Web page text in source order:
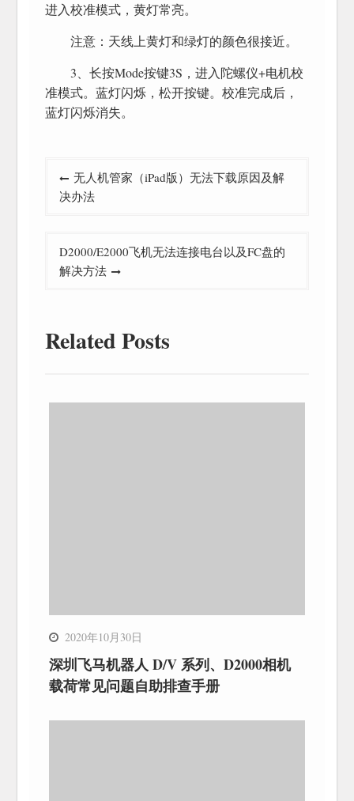
进入校准模式，黄灯常亮。
注意：天线上黄灯和绿灯的颜色很接近。
3、长按Mode按键3S，进入陀螺仪+电机校
准模式。蓝灯闪烁，松开按键。校准完成后，
蓝灯闪烁消失。
章
无人机管家（iPad版）无法下载原因及解
决办法
D2000/E2000飞机无法连接电台以及FC盘的
解决方法
Related Posts
2020年10月30日
深圳飞马机器人 D/V 系列、D2000相机
载荷常见问题自助排查手册